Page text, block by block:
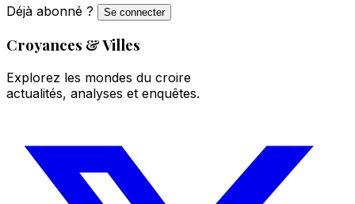
Déjà abonné ?
Se connecter
Croyances & Villes
Explorez les mondes du croire
actualités, analyses et enquêtes.